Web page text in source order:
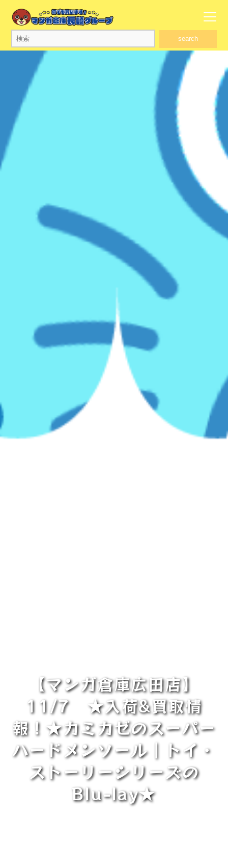
search
【マンガ倉庫広田店】
11/7 ★入荷&買取情
報！★カミカゼのスーパー
ハードメンソール｜トイ・
ストーリーシリーズの
Blu-lay★